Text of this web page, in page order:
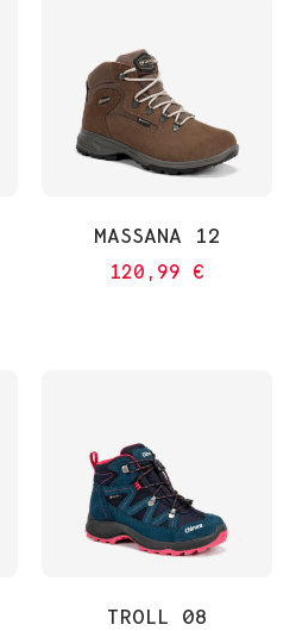
MASSANA 12
120,99 €
TROLL 08